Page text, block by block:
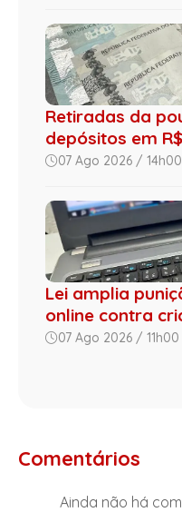
Retiradas da
depósitos em
07 Ago 2026 / 14h00
Lei amplia
online contra
07 Ago 2026 / 11h00
Comentários
Ainda não há